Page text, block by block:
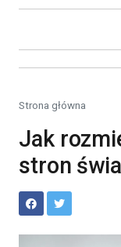
Strona główna
Jak
stron